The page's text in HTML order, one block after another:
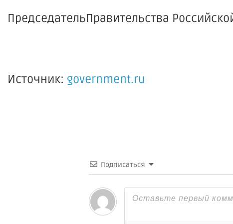
ПредседательПравительства
Источник: government.ru
Подписаться